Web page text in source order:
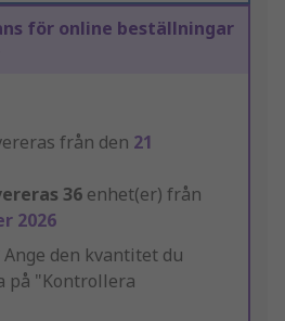
för online beställningar
från den 21
36 enhet(er) från
2026
Ange den kvantitet du
på "Kontrollera